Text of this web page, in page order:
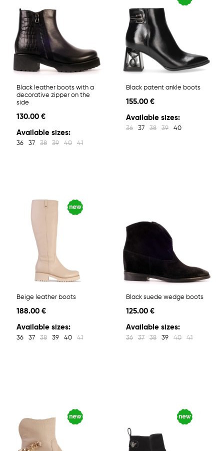
Black leather boots with a
decorative zipper on the
side
130.00 €
Available sizes:
36 37 38 39 40 41
Black patent ankle boots
155.00 €
Available sizes:
36 37 38 39 40
Beige leather boots
188.00 €
Available sizes:
36 37 38 39 40 41
Black suede wedge boots
125.00 €
Available sizes:
36 37 38 39 40 41